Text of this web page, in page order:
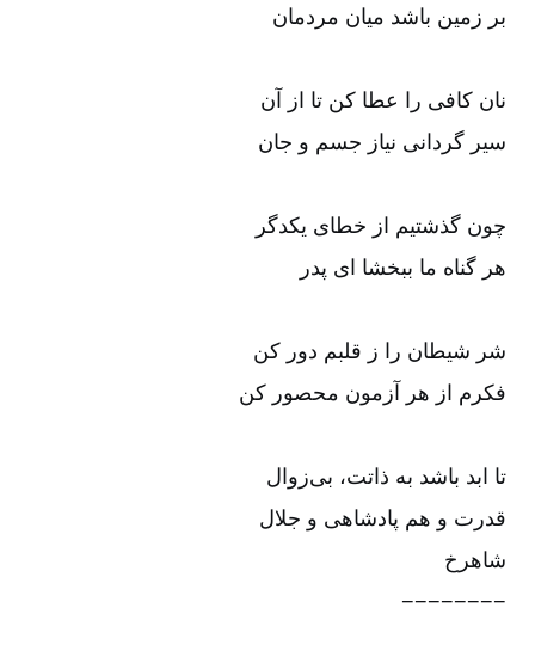
بر زمین باشد میان مردمان
نان کافی را عطا کن تا از آن
سیر گردانی نیاز جسم و جان
چون گذشتیم از خطای یکدگر
هر گناه ما ببخشا ای پدر
شر شیطان را ز قلبم دور کن
فکرم از هر آزمون محصور کن
تا ابد باشد به ذاتت، بی‌زوال
قدرت و هم پادشاهی و جلال
شاهرخ
−−−−−−−−